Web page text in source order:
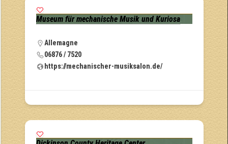
Museum für mechanische Musik und Kuriosa
Allemagne
06876 / 7520
https://mechanischer-musiksalon.de/